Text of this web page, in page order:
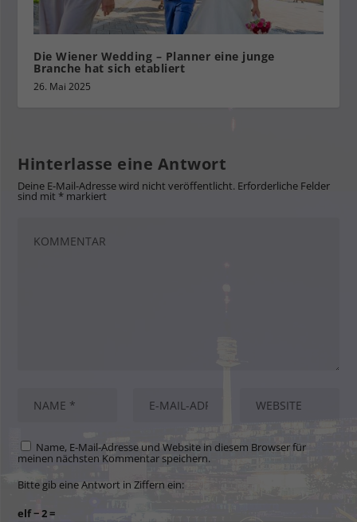
Die Wiener Wedding – Planner eine junge
Branche hat sich etabliert
26. Mai 2025
Hinterlasse eine Antwort
Deine E-Mail-Adresse wird nicht veröffentlicht. Erforderliche Felder
sind mit* markiert
Name, E-Mail-Adresse und Website in diesem Browser für
meinen nächsten Kommentar speichern.
Bitte gib eine Antwort in Ziffern ein:
elf − 2 =